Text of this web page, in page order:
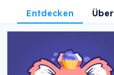
Entdecken Über